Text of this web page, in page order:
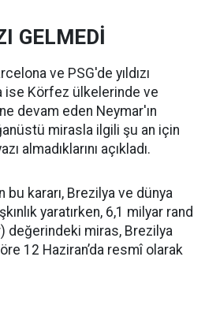
GELMEDİ
ve PSG'de yıldızı
ise Körfez ülkelerinde ve
devam eden Neymar'ın
mirasla ilgili şu an için
almadıklarını açıkladı.
bu kararı, Brezilya ve dünya
yaratırken, 6,1 milyar rand
değerindeki miras, Brezilya
12 Haziran’da resmî olarak